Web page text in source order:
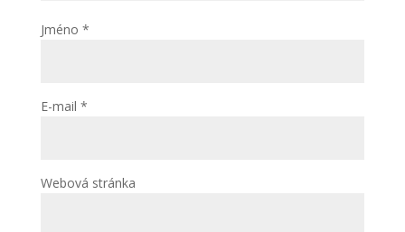
Jméno *
E-mail *
Webová stránka